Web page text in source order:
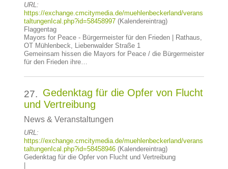
URL:
https://exchange.cmcitymedia.de/muehlenbeckerland/verans
taltungenIcal.php?id=58458997(Kalendereintrag)
Flaggentag
Mayors for Peace - Bürgermeister für den Frieden | Rathaus,
OT Mühlenbeck, Liebenwalder Straße 1
Gemeinsam hissen die Mayors for Peace / die Bürgermeister
für den Frieden ihre…
27. Gedenktag für die Opfer von Flucht
und Vertreibung
News & Veranstaltungen
URL:
https://exchange.cmcitymedia.de/muehlenbeckerland/verans
taltungenIcal.php?id=58458946(Kalendereintrag)
Gedenktag für die Opfer von Flucht und Vertreibung